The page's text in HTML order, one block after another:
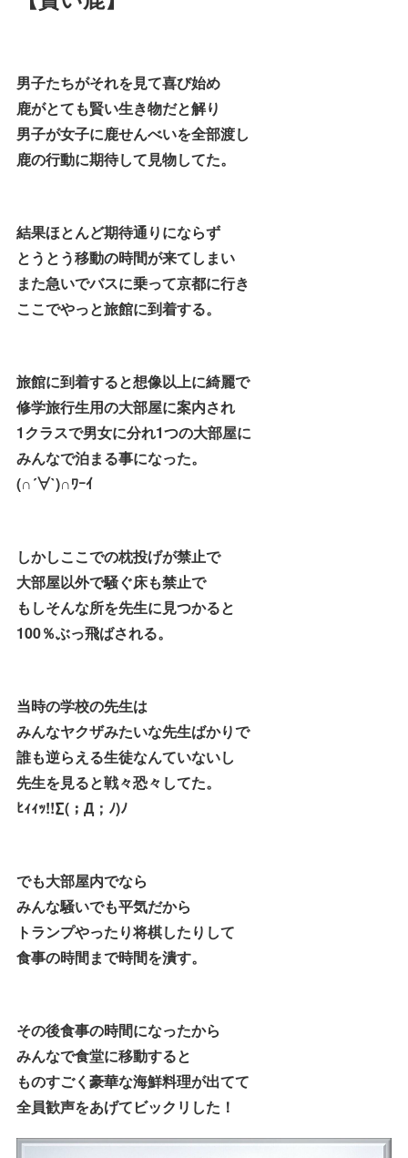
男子たちがそれを見て喜び始め
鹿がとても賢い生き物だと解り
男子が女子に鹿せんべいを全部渡し
鹿の行動に期待して見物してた。
結果ほとんど期待通りにならず
とうとう移動の時間が来てしまい
また急いでバスに乗って京都に行き
ここでやっと旅館に到着する。
旅館に到着すると想像以上に綺麗で
修学旅行生用の大部屋に案内され
1クラスで男女に分れ1つの大部屋に
みんなで泊まる事になった。
(∩´∀`)∩ﾜｰｲ
しかしここでの枕投げが禁止で
大部屋以外で騒ぐ床も禁止で
もしそんな所を先生に見つかると
100％ぶっ飛ばされる。
当時の学校の先生は
みんなヤクザみたいな先生ばかりで
誰も逆らえる生徒なんていないし
先生を見ると戦々恐々してた。
ﾋｨｨｯ!!∑(；Д；ﾉ)ﾉ
でも大部屋内でなら
みんな騒いでも平気だから
トランプやったり将棋したりして
食事の時間まで時間を潰す。
その後食事の時間になったから
みんなで食堂に移動すると
ものすごく豪華な海鮮料理が出てて
全員歓声をあげてビックリした！